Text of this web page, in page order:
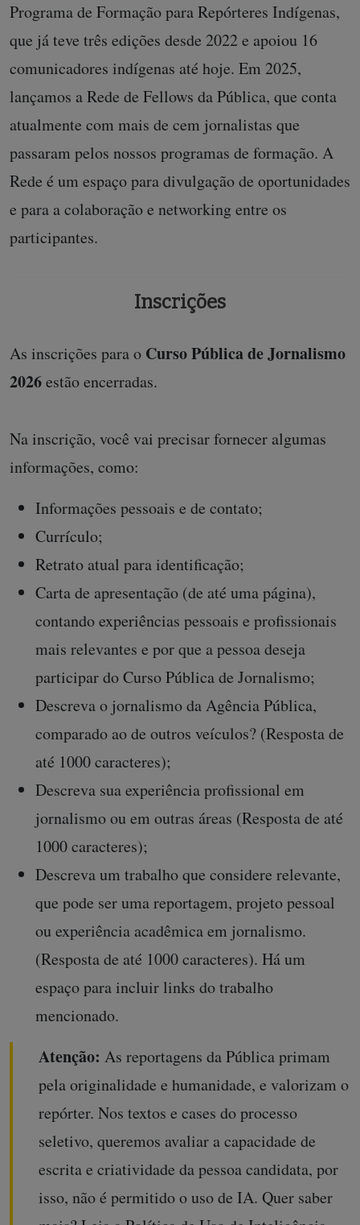
Programa de Formação para Repórteres Indígenas,
que já teve três edições desde 2022 e apoiou 16
comunicadores indígenas até hoje. Em 2025,
lançamos a Rede de Fellows da Pública, que conta
atualmente com mais de cem jornalistas que
passaram pelos nossos programas de formação. A
Rede é um espaço para divulgação de oportunidades
e para a colaboração e networking entre os
participantes.
Inscrições
As inscrições para o Curso Pública de Jornalismo
2026estão encerradas.
Na inscrição, você vai precisar fornecer algumas
informações, como:
Informações pessoais e de contato;
Currículo;
Retrato atual para identificação;
Carta de apresentação (de até uma página),
contando experiências pessoais e profissionais
mais relevantes e por que a pessoa deseja
participar do Curso Pública de Jornalismo;
Descreva o jornalismo da Agência Pública,
comparado ao de outros veículos? (Resposta de
até 1000 caracteres);
Descreva sua experiência profissional em
jornalismo ou em outras áreas (Resposta de até
1000 caracteres);
Descreva um trabalho que considere relevante,
que pode ser uma reportagem, projeto pessoal
ou experiência acadêmica em jornalismo.
(Resposta de até 1000 caracteres). Há um
espaço para incluir links do trabalho
mencionado.
Atenção: As reportagens da Pública primam
pela originalidade e humanidade, e valorizam o
repórter. Nos textos e cases do processo
seletivo, queremos avaliar a capacidade de
escrita e criatividade da pessoa candidata, por
isso, não é permitido o uso de IA. Quer saber